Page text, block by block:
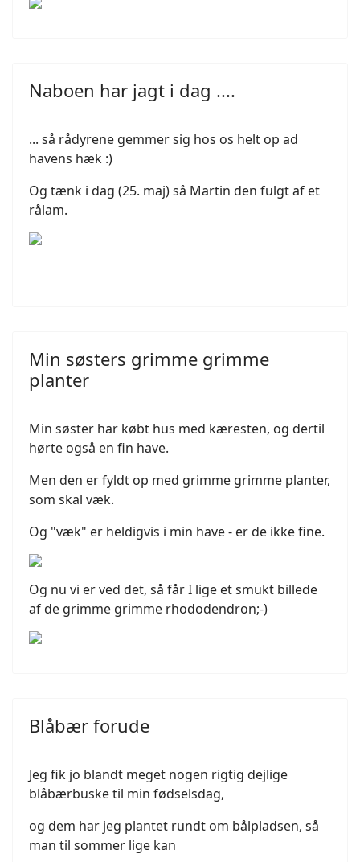
Naboen har jagt i dag ....
... så rådyrene gemmer sig hos os helt op ad
havens hæk :)
Og tænk i dag (25. maj) så Martin den fulgt af et
rålam.
Min søsters grimme grimme
planter
Min søster har købt hus med kæresten, og dertil
hørte også en fin have.
Men den er fyldt op med grimme grimme planter,
som skal væk.
Og "væk" er heldigvis i min have - er de ikke fine.
Og nu vi er ved det, så får I lige et smukt billede
af de grimme grimme rhododendron;-)
Blåbær forude
Jeg fik jo blandt meget nogen rigtig dejlige
blåbærbuske til min fødselsdag,
og dem har jeg plantet rundt om bålpladsen, så
man til sommer lige kan